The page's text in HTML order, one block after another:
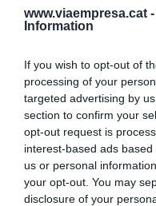
www.viaempresa.cat -
Information
If you wish to opt-out of
processing of your
targeted advertising by
section to confirm your
opt-out request is
interest-based ads
us or personal
your opt-out. You may
disclosure of your
Catalunya no será
El corredor 5G se
Bucarest (Rumanía)
vicepresidente de
Comisión Europea.
conseller, Borrell
porque suspendiera
dejan comer", se ha